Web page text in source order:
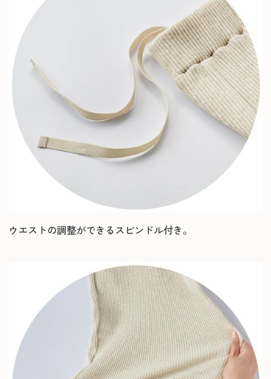
ウエストの調整ができるスピンドル付き。